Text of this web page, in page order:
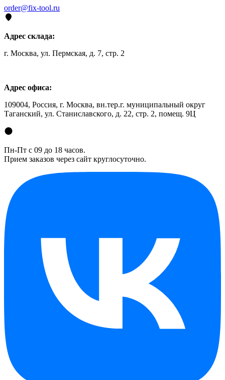
order@fix-tool.ru
Адрес склада:
г. Москва, ул. Пермская, д. 7, стр. 2
Адрес офиса:
109004, Россия, г. Москва, вн.тер.г. муниципальный округ
Таганский, ул. Станиславского, д. 22, стр. 2, помещ. 9Ц
Пн-Пт с 09 до 18 часов.
Прием заказов через сайт круглосуточно.